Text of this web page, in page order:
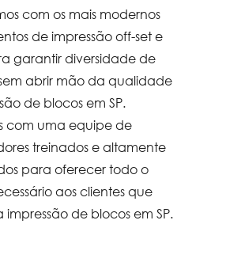
com os mais modernos
de impressão off-set e
garantir diversidade de
abrir mão da qualidade
de blocos em SP.
com uma equipe de
treinados e altamente
para oferecer todo o
aos clientes que
impressão de blocos em SP.